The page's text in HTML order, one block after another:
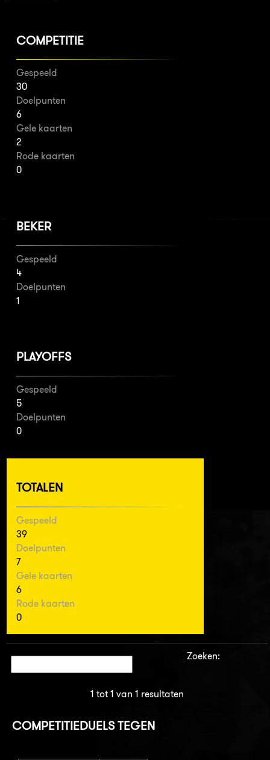
COMPETITIE
Gespeeld
30
Doelpunten
6
Gele kaarten
2
Rode kaarten
0
BEKER
Gespeeld
4
Doelpunten
1
PLAYOFFS
Gespeeld
5
Doelpunten
0
TOTALEN
Gespeeld
39
Doelpunten
7
Gele kaarten
6
Rode kaarten
0
Zoeken:
1 tot 1 van 1 resultaten
COMPETITIEDUELS TEGEN